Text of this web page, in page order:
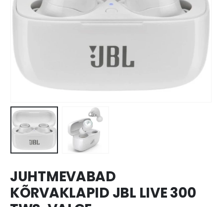
JUHTMEVABAD
KÕRVAKLAPID JBL LIVE 300